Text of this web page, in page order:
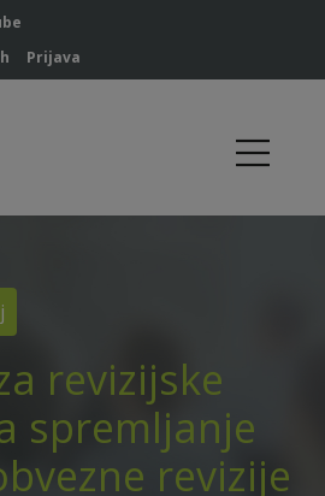
Prijava
revizijske
spremljanje
revizije